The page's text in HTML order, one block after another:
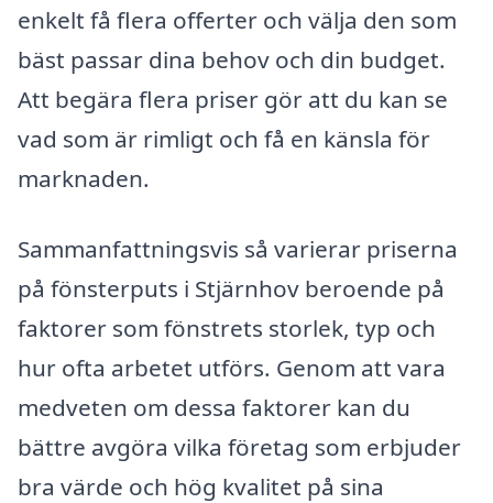
enkelt få flera offerter och välja den som
bäst passar dina behov och din budget.
Att begära flera priser gör att du kan se
vad som är rimligt och få en känsla för
marknaden.
Sammanfattningsvis så varierar priserna
på fönsterputs i Stjärnhov beroende på
faktorer som fönstrets storlek, typ och
hur ofta arbetet utförs. Genom att vara
medveten om dessa faktorer kan du
bättre avgöra vilka företag som erbjuder
bra värde och hög kvalitet på sina